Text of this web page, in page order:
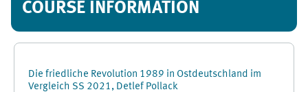
COURSE INFORMATION
Die friedliche Revolution 1989 in Ostdeutschland im
Vergleich SS 2021, Detlef Pollack